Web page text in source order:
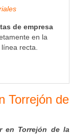
de empresa
en la
recta.
Torrejón de
en Torrejón de la